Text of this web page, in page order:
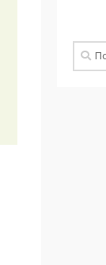
Найти: